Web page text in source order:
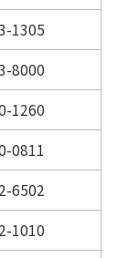
1305
8000
1260
0811
6502
1010